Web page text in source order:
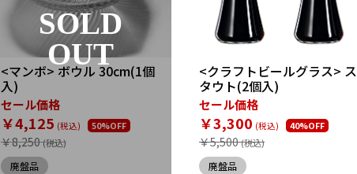
<マンボ> ボウル 30cm(1個
入)
セール価格
￥4,125 50%OFF
￥8,250
廃盤品
SOLD
OUT
<クラフトビールグラス> ス
タウト(2個入)
セール価格
￥3,300 40%OFF
￥5,500
廃盤品